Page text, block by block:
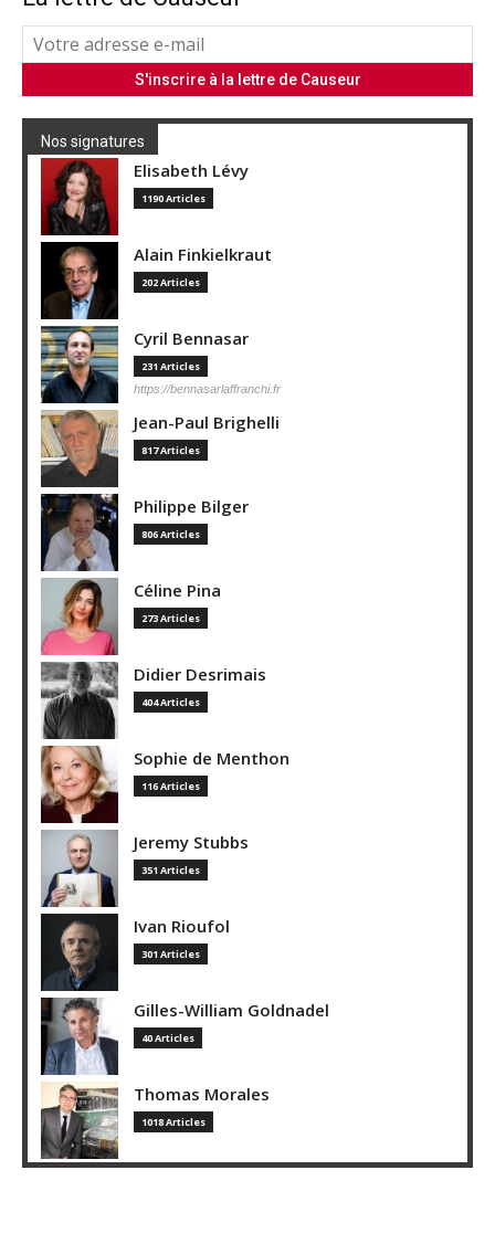
Nos signatures
Elisabeth Lévy
1190 Articles
Alain Finkielkraut
202 Articles
Cyril Bennasar
231 Articles
https://bennasarlaffranchi.fr
Jean-Paul Brighelli
817 Articles
Philippe Bilger
806 Articles
Céline Pina
273 Articles
Didier Desrimais
404 Articles
Sophie de Menthon
116 Articles
Jeremy Stubbs
351 Articles
Ivan Rioufol
301 Articles
Gilles-William Goldnadel
40 Articles
Thomas Morales
1018 Articles